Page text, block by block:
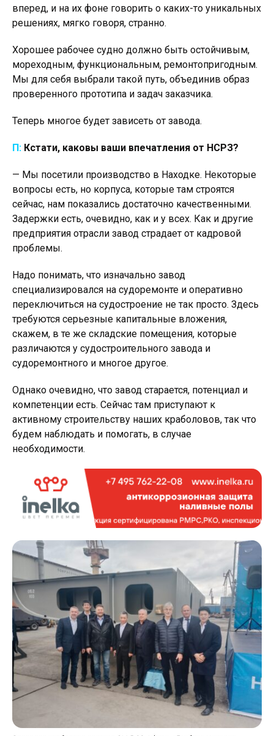
вперед, и на их фоне говорить о каких-то уникальных
решениях, мягко говоря, странно.
Хорошее рабочее судно должно быть остойчивым,
мореходным, функциональным, ремонтопригодным.
Мы для себя выбрали такой путь, объединив образ
проверенного прототипа и задач заказчика.
Теперь многое будет зависеть от завода.
П: Кстати, каковы ваши впечатления от НСРЗ?
— Мы посетили производство в Находке. Некоторые
вопросы есть, но корпуса, которые там строятся
сейчас, нам показались достаточно качественными.
Задержки есть, очевидно, как и у всех. Как и другие
предприятия отрасли завод страдает от кадровой
проблемы.
Надо понимать, что изначально завод
специализировался на судоремонте и оперативно
переключиться на судостроение не так просто. Здесь
требуются серьезные капитальные вложения,
скажем, в те же складские помещения, которые
различаются у судостроительного завода и
судоремонтного и многое другое.
Однако очевидно, что завод старается, потенциал и
компетенции есть. Сейчас там приступают к
активному строительству наших краболовов, так что
будем наблюдать и помогать, в случае
необходимости.